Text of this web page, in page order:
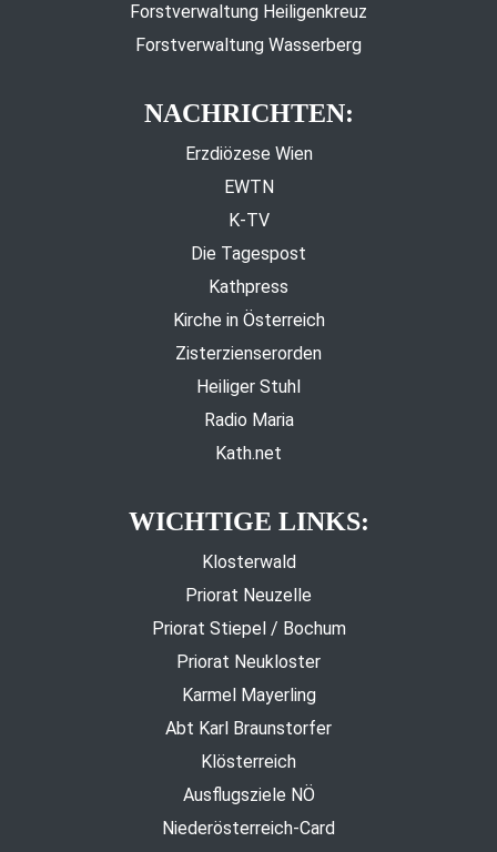
Forstverwaltung Heiligenkreuz
Forstverwaltung Wasserberg
NACHRICHTEN:
Erzdiözese Wien
EWTN
K-TV
Die Tagespost
Kathpress
Kirche in Österreich
Zisterzienserorden
Heiliger Stuhl
Radio Maria
Kath.net
WICHTIGE LINKS:
Klosterwald
Priorat Neuzelle
Priorat Stiepel / Bochum
Priorat Neukloster
Karmel Mayerling
Abt Karl Braunstorfer
Klösterreich
Ausflugsziele NÖ
Niederösterreich-Card